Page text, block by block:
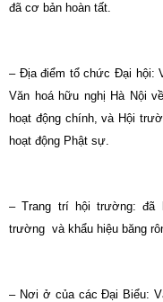
đã cơ bản hoàn tất.
– Địa điểm tổ chức Đại hội:
Văn hoá hữu nghị Hà Nội
hoạt động chính, và Hội
hoạt động Phật sự.
– Trang trí hội trường: đã
trường và khẩu hiệu băng
– Nơi ở của các Đại Biểu: